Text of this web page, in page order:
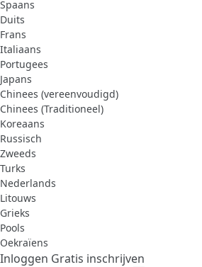
Spaans
Duits
Frans
Italiaans
Portugees
Japans
Chinees (vereenvoudigd)
Chinees (Traditioneel)
Koreaans
Russisch
Zweeds
Turks
Nederlands
Litouws
Grieks
Pools
Oekraïens
Inloggen Gratis inschrijven